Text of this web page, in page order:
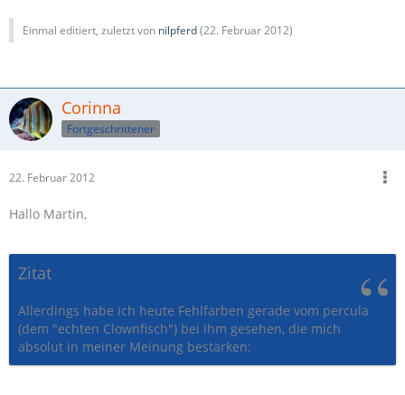
Einmal editiert, zuletzt von nilpferd(22. Februar 2012)
Corinna
Fortgeschrittener
22. Februar 2012
Hallo Martin,
Zitat
Allerdings habe ich heute Fehlfarben gerade vom percula
(dem "echten Clownfisch") bei ihm gesehen, die mich
absolut in meiner Meinung bestärken: